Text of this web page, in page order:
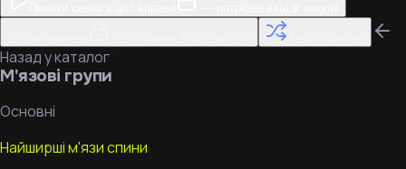
Назад у каталог
М'язові групи
Основні
Найширші м'язи спини